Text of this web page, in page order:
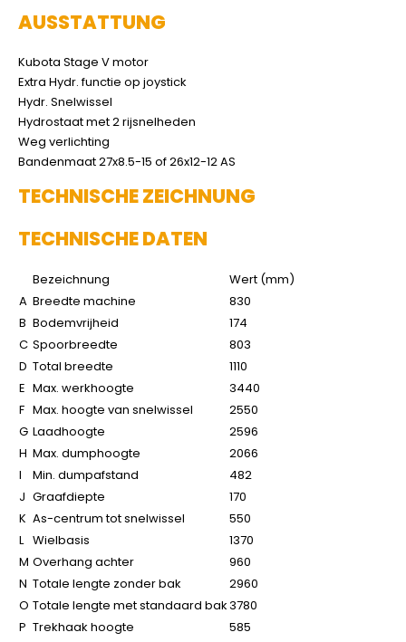
AUSSTATTUNG
Kubota Stage V motor
Extra Hydr. functie op joystick
Hydr. Snelwissel
Hydrostaat met 2 rijsnelheden
Weg verlichting
Bandenmaat 27x8.5-15 of 26x12-12 AS
TECHNISCHE ZEICHNUNG
TECHNISCHE DATEN
Bezeichnung
Wert (mm)
A Breedte machine
830
B Bodemvrijheid
174
C Spoorbreedte
803
D Total breedte
1110
E Max. werkhoogte
3440
F Max. hoogte van snelwissel
2550
G Laadhoogte
2596
H Max. dumphoogte
2066
I
Min. dumpafstand
482
J Graafdiepte
170
K As-centrum tot snelwissel
550
L Wielbasis
1370
M Overhang achter
960
N Totale lengte zonder bak
2960
O Totale lengte met standaard bak3780
P Trekhaak hoogte
585